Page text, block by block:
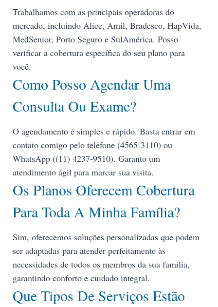
Trabalhamos com as principais operadoras do
mercado, incluindo Alice, Amil, Bradesco, HapVida,
MedSenior, Porto Seguro e SulAmérica. Posso
verificar a cobertura específica do seu plano para
você.
Como Posso Agendar Uma
Consulta Ou Exame?
O agendamento é simples e rápido. Basta entrar em
contato comigo pelo telefone (4565-3110) ou
WhatsApp ((11) 4237-9510). Garanto um
atendimento ágil para marcar sua visita.
Os Planos Oferecem Cobertura
Para Toda A Minha Família?
Sim, oferecemos soluções personalizadas que podem
ser adaptadas para atender perfeitamente às
necessidades de todos os membros da sua família,
garantindo conforto e cuidado integral.
Que Tipos De Serviços Estão